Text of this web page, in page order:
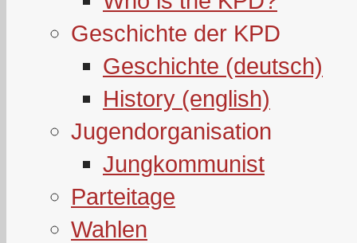
Geschichte der KPD
Geschichte (deutsch)
History (english)
Jugendorganisation
Jungkommunist
Parteitage
Wahlen